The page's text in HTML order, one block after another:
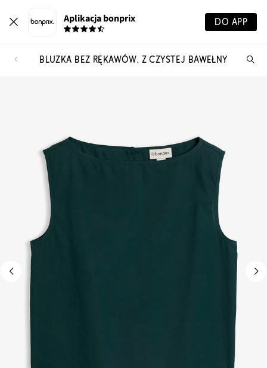
Aplikacja bonprix DO APP
BLUZKA BEZ RĘKAWÓW, Z CZYSTEJ BAWEŁNY